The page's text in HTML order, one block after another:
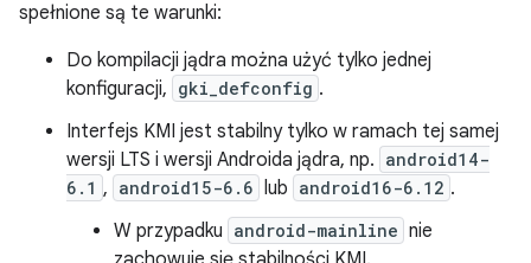
spełnione są te warunki:
Do kompilacji jądra można użyć tylko jednej
konfiguracji, gki_defconfig .
Interfejs KMI jest stabilny tylko w ramach tej samej
wersji LTS i wersji Androida jądra, np. android14-
6.1 , android15-6.6 lub android16-6.12 .
W przypadku android-mainline nie